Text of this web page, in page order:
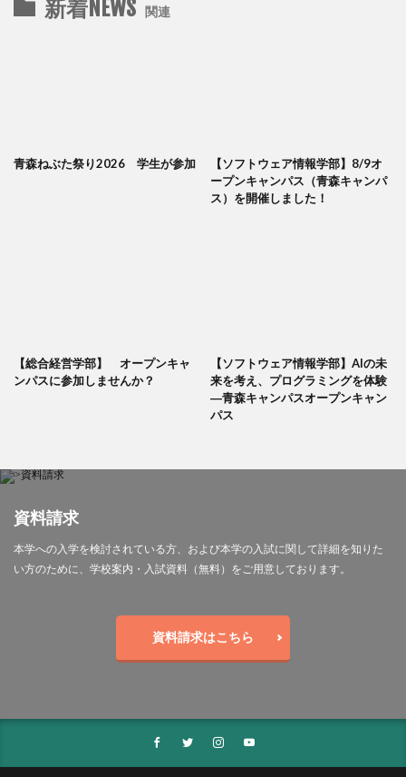
新着NEWS 関連
青森ねぶた祭り2026 学生が参加
【ソフトウェア情報学部】8/9オ
ープンキャンパス（青森キャンパ
ス）を開催しました！
【総合経営学部】 オープンキャ
ンパスに参加しませんか？
【ソフトウェア情報学部】AIの未
来を考え、プログラミングを体験
―青森キャンパスオープンキャン
パス
資料請求
本学への入学を検討されている方、および本学の入試に関して詳細を知りた
い方のために、学校案内・入試資料（無料）をご用意しております。
資料請求はこちら